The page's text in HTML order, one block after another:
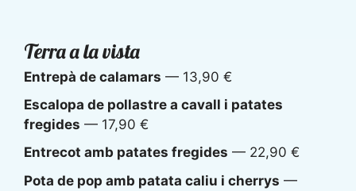
Terra a la vista
Entrepà de calamars — 13,90 €
Escalopa de pollastre a cavall i patates
fregides — 17,90 €
Entrecot amb patates fregides — 22,90 €
Pota de pop amb patata caliu i cherrys —